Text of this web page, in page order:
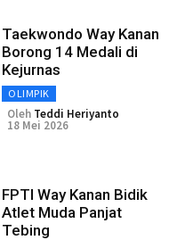
Taekwondo Way Kanan
Borong 14 Medali di
Kejurnas
OLIMPIK
Oleh Teddi Heriyanto
18 Mei 2026
FPTI Way Kanan Bidik
Atlet Muda Panjat
Tebing